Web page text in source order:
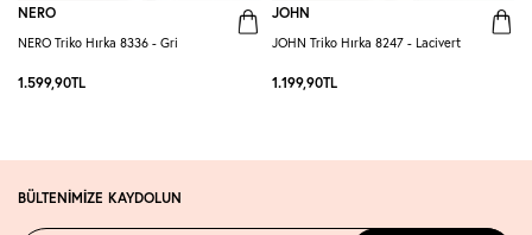
NERO
NERO Triko Hırka 8336 - Gri
1.599,90TL
JOHN
JOHN Triko Hırka 8247 - Lacivert
1.199,90TL
BÜLTENİMİZE KAYDOLUN